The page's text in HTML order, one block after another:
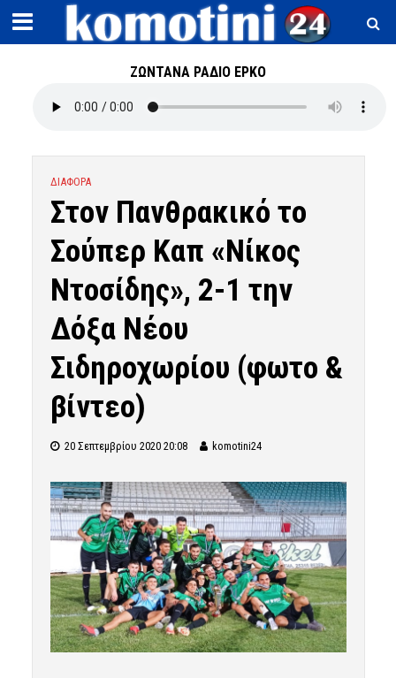
ΖΩΝΤΑΝΑ ΡΑΔΙΟ ΕΡΚΟ
ΔΙΑΦΟΡΑ
Στον Πανθρακικό το
Σούπερ Καπ «Νίκος
Ντοσίδης», 2-1 την
Δόξα Νέου
Σιδηροχωρίου (φωτο &
βίντεο)
20 Σεπτεμβρίου 2020 20:08 komotini24